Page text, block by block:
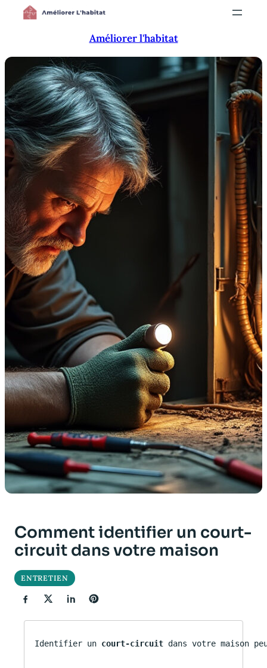
Aller
Améliorer l'habitat
Comment identifier un court-
circuit dans votre maison
ENTRETIEN
Identifier un court-circuit dans votre maison